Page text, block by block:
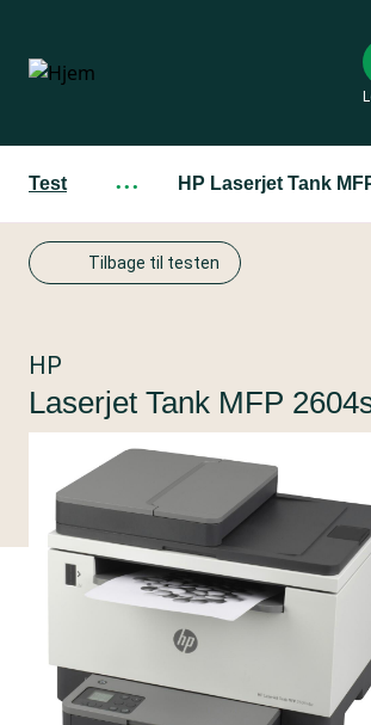
hovedindhold
Test ··· HP Laserjet Tank
Tilbage til testen
HP
Laserjet Tank MFP